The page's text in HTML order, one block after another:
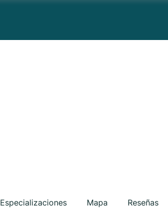
Especializaciones Mapa Reseñas